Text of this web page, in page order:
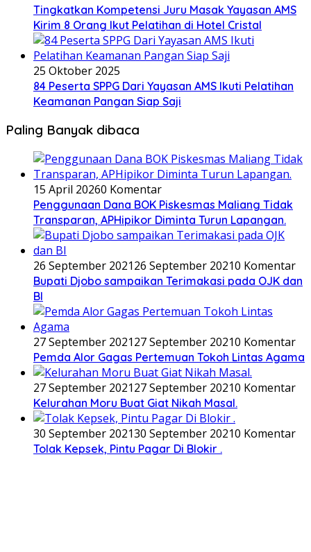
Tingkatkan Kompetensi Juru Masak Yayasan AMS
Kirim 8 Orang Ikut Pelatihan di Hotel Cristal
25 Oktober 2025
84 Peserta SPPG Dari Yayasan AMS Ikuti Pelatihan
Keamanan Pangan Siap Saji
Paling Banyak dibaca
15 April 20260 Komentar
Penggunaan Dana BOK Piskesmas Maliang Tidak
Transparan, APHipikor Diminta Turun Lapangan.
26 September 202126 September 20210 Komentar
Bupati Djobo sampaikan Terimakasi pada OJK dan
BI
27 September 202127 September 20210 Komentar
Pemda Alor Gagas Pertemuan Tokoh Lintas Agama
27 September 202127 September 20210 Komentar
Kelurahan Moru Buat Giat Nikah Masal.
30 September 202130 September 20210 Komentar
Tolak Kepsek, Pintu Pagar Di Blokir .